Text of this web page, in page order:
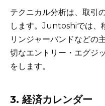
テクニカル分析は、取引
します。Juntoshiでは、
リンジャーバンドなどの
切なエントリー・エグジ
をします。
3. 経済カレンダー